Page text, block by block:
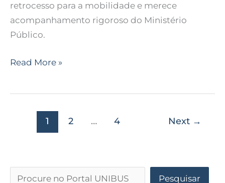
retrocesso para a mobilidade e merece
acompanhamento rigoroso do Ministério
Público.
Read More »
1 2 … 4 Next →
Pesquisar